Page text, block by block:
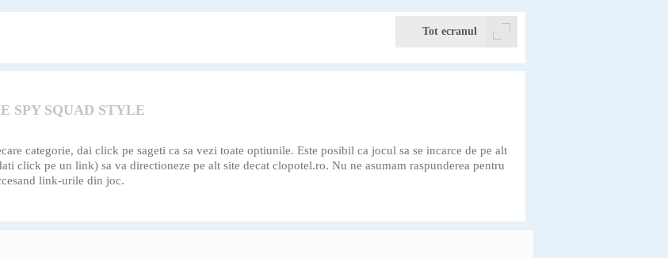
cere un astfel de
Tot ecranul
SPY SQUAD STYLE
categorie, dai click pe sageti ca sa vezi toate optiunile. Este posibil ca jocul sa se incarce de pe alt
click pe un link) sa va directioneze pe alt site decat clopotel.ro. Nu ne asumam raspunderea pentru
link-urile din joc.